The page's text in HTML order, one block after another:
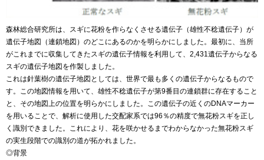
森林総合研究所は、スギに花粉を作らなくさせる遺伝子（雄性不稔遺伝子）が
遺伝子地図（連鎖地図）のどこにあるのかを明らかにしました。最初に、当所
がこれまでに収集してきたスギの遺伝子情報を利用して、2,431遺伝子からなる
スギの遺伝子地図を作製しました。
これは針葉樹の遺伝子地図としては、世界で最も多くの遺伝子からなるもので
す。この地図情報を用いて、雄性不稔遺伝子が第9番目の連鎖群に存在すること
と、その地図上の位置を明らかにしました。この遺伝子の近くのDNAマーカー
を用いることで、解析に使用した交配家系では96％の精度で無花粉スギを正し
く識別できました。これにより、花を咲かせるまでわからなかった無花粉スギ
の実生段階での識別の道が拓かれました。
◎背景